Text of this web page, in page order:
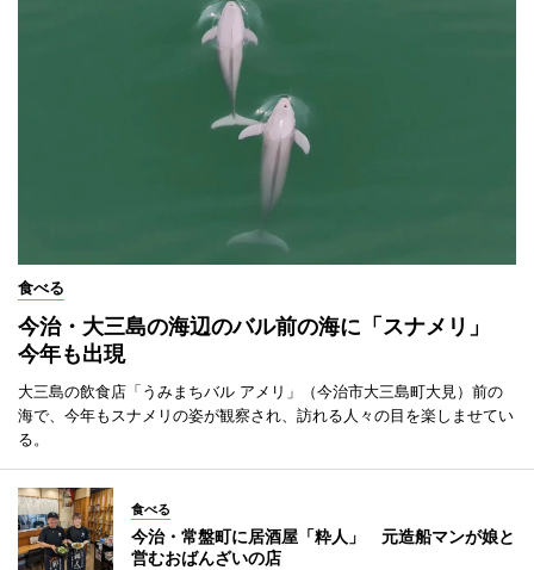
食べる
今治・大三島の海辺のバル前の海に「スナメリ」
今年も出現
大三島の飲食店「うみまちバル アメリ」（今治市大三島町大見）前の
海で、今年もスナメリの姿が観察され、訪れる人々の目を楽しませてい
る。
食べる
今治・常盤町に居酒屋「粋人」 元造船マンが娘と
営むおばんざいの店